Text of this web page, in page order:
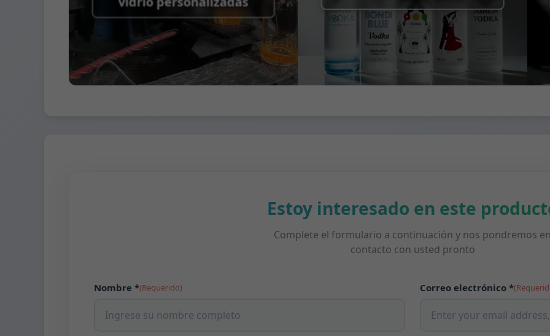
Estoy interesado en este
Complete el formulario a continuación y nos pondremos
contacto con usted pronto
Nombre *(Requerido) Correo electrónico *